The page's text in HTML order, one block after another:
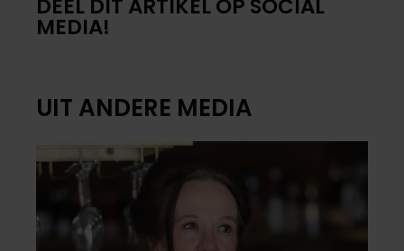
DEEL DIT ARTIKEL OP SOCIAL
MEDIA!
UIT ANDERE MEDIA